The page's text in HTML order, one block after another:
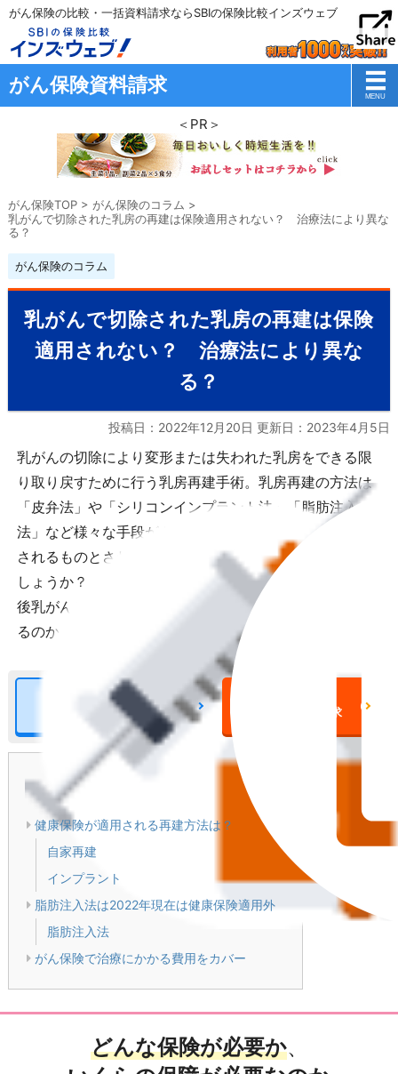
がん保険の比較・一括資料請求ならSBIの保険比較インズウェブ
がん保険資料請求
＜PR＞
がん保険TOP> がん保険のコラム >
乳がんで切除された乳房の再建は保険適用されない？ 治療法により異な
る？
がん保険のコラム
乳がんで切除された乳房の再建は保険
適用されない？ 治療法により異な
る？
投稿日：2022年12月20日 更新日： 2023年4月5日
乳がんの切除により変形または失われた乳房をできる限
り取り戻すために行う乳房再建手術。乳房再建の方法は
「皮弁法」や「シリコンインプラント法」「脂肪注入
法」など様々な手段があります。しかし健康保険が適用
されるものとされないものがあるということをご存知で
しょうか？ 現在乳がんを発症していない方も、もし今
後乳がんに罹患した際にどのような方法で乳房再建でき
るのか、自己負担額もあわせて確認してみましょう。
がん保険について
の詳細をみる
一括資料請求
健康保険が適用される再建方法は？
自家再建
インプラント
脂肪注入法は2022年現在は健康保険適用外
脂肪注入法
がん保険で治療にかかる費用をカバー
どんな保険が必要か、